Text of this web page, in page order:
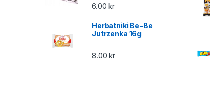
6.00kr
Herbatniki Be-Be
Jutrzenka 16g
8.00kr